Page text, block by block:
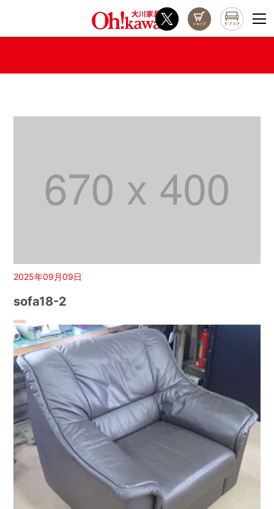
2025年09月09日
sofa18-2